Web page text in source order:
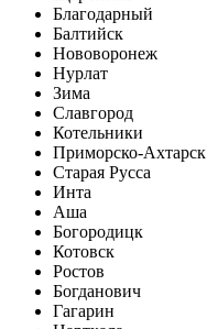
Благодарный
Балтийск
Нововоронеж
Нурлат
Зима
Славгород
Котельники
Приморско-Ахтарск
Старая Русса
Инта
Аша
Богородицк
Котовск
Ростов
Богданович
Гагарин